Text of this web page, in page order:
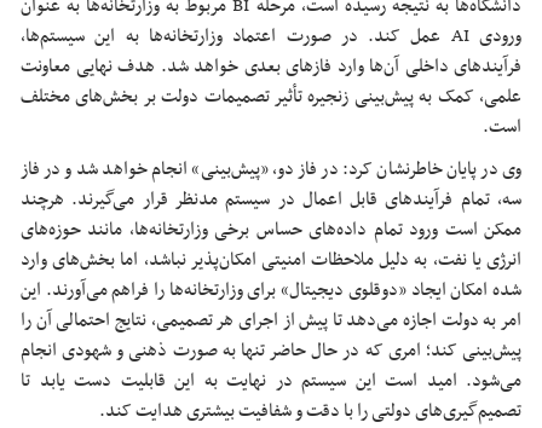
ورودی AI عمل کند. در صورت اعتماد وزارتخانه‌ها به این سیستم‌ها،
فرآیندهای داخلی آن‌ها وارد فازهای بعدی خواهد شد. هدف نهایی معاونت
علمی، کمک به پیش‌بینی زنجیره تأثیر تصمیمات دولت بر بخش‌های مختلف
است.
وی در پایان خاطرنشان کرد: در فاز دو، «پیش‌بینی» انجام خواهد شد و در فاز
سه، تمام فرآیندهای قابل اعمال در سیستم مدنظر قرار می‌گیرند. هرچند
ممکن است ورود تمام داده‌های حساس برخی وزارتخانه‌ها، مانند حوزه‌های
انرژی یا نفت، به دلیل ملاحظات امنیتی امکان‌پذیر نباشد، اما بخش‌های وارد
شده امکان ایجاد «دوقلوی دیجیتال» برای وزارتخانه‌ها را فراهم می‌آورند. این
امر به دولت اجازه می‌دهد تا پیش از اجرای هر تصمیمی، نتایج احتمالی آن را
پیش‌بینی کند؛ امری که در حال حاضر تنها به صورت ذهنی و شهودی انجام
می‌شود. امید است این سیستم در نهایت به این قابلیت دست یابد تا
تصمیم‌گیری‌های دولتی را با دقت و شفافیت بیشتری هدایت کند.